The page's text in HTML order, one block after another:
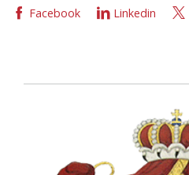
Facebook Linkedin